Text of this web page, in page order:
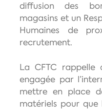
diffusion des
magasins et un
Humaines de
recrutement.
La CFTC rappelle
engagée par
mettre en place
matériels pour que